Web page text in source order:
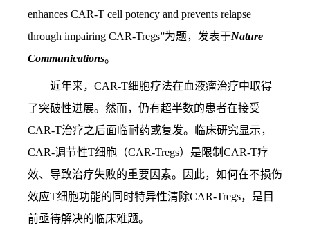
enhances CAR-T cell potency and prevents relapse
through impairing CAR-Tregs”为题，发表于Nature
Communications。
近年来，CAR-T细胞疗法在血液瘤治疗中取得
了突破性进展。然而，仍有超半数的患者在接受
CAR-T治疗之后面临耐药或复发。临床研究显示，
CAR-调节性T细胞（CAR-Tregs）是限制CAR-T疗
效、导致治疗失败的重要因素。因此，如何在不损伤
效应T细胞功能的同时特异性清除CAR-Tregs，是目
前亟待解决的临床难题。